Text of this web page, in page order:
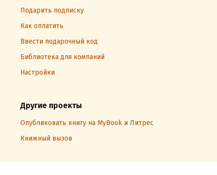
Подарить подписку
Как оплатить
Ввести подарочный код
Библиотека для компаний
Настройки
Другие проекты
Опубликовать книгу на MyBook и Литрес
Книжный вызов